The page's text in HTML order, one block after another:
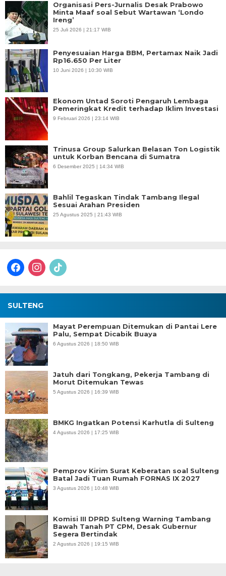
Organisasi Pers-Jurnalis Desak Prabowo
Minta Maaf soal Sebut Wartawan ‘Londo
Ireng’
25 Juli 2026 | 21:17 WIB
Penyesuaian Harga BBM, Pertamax Naik Jadi
Rp16.650 Per Liter
10 Juni 2026 | 10:30 WIB
Ekonom Untad Soroti Pengaruh Lembaga
Pemeringkat Kredit terhadap Iklim Investasi
9 Februari 2026 | 23:14 WIB
Trinusa Group Salurkan Belasan Ton Logistik
untuk Korban Bencana di Sumatra
6 Desember 2025 | 14:34 WIB
Bahlil Tegaskan Tindak Tambang Ilegal
Sesuai Arahan Presiden
25 Agustus 2025 | 21:43 WIB
facebookinstagram
tiktok
SULTENG
Mayat Perempuan Ditemukan di Pantai Lere
Palu, Sempat Dicabik Buaya
6 Agustus 2026 | 18:50 WIB
Jatuh dari Tongkang, Pekerja Tambang di
Morut Ditemukan Tewas
5 Agustus 2026 | 16:39 WIB
BMKG Ingatkan Potensi Karhutla di Sulteng
4 Agustus 2026 | 17:25 WIB
Pemprov Kirim Surat Keberatan soal Sulteng
Batal Jadi Tuan Rumah FORNAS IX 2027
3 Agustus 2026 | 10:48 WIB
Komisi III DPRD Sulteng Warning Tambang
Bawah Tanah PT CPM, Desak Gubernur
Segera Bertindak
2 Agustus 2026 | 19:15 WIB